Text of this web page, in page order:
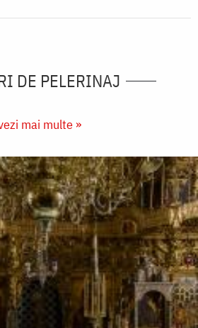
DE PELERINAJ
mai multe »